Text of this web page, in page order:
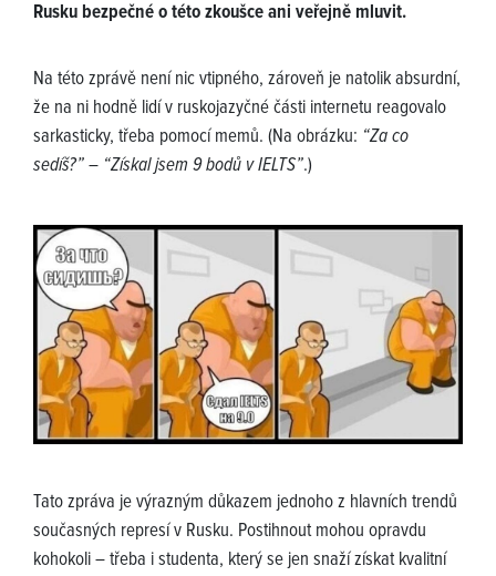
Rusku bezpečné o této zkoušce ani veřejně mluvit.
Na této zprávě není nic vtipného, zároveň je natolik absurdní,
že na ni hodně lidí v ruskojazyčné části internetu reagovalo
sarkasticky, třeba pomocí memů. (Na obrázku: “Za co
sedíš?”– “Získal jsem 9 bodů v IELTS”.)
Tato zpráva je výrazným důkazem jednoho z hlavních trendů
současných represí v Rusku. Postihnout mohou opravdu
kohokoli – třeba i studenta, který se jen snaží získat kvalitní